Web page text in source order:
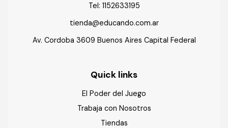
Tel: 1152633195
tienda@educando.com.ar
Av. Cordoba 3609 Buenos Aires Capital Federal
Quick links
El Poder del Juego
Trabaja con Nosotros
Tiendas